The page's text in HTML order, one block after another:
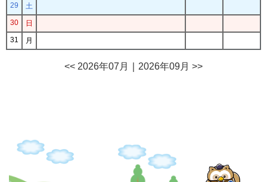
29
土
30
日
31
月
<< 2026年07月 2026年09月 >>